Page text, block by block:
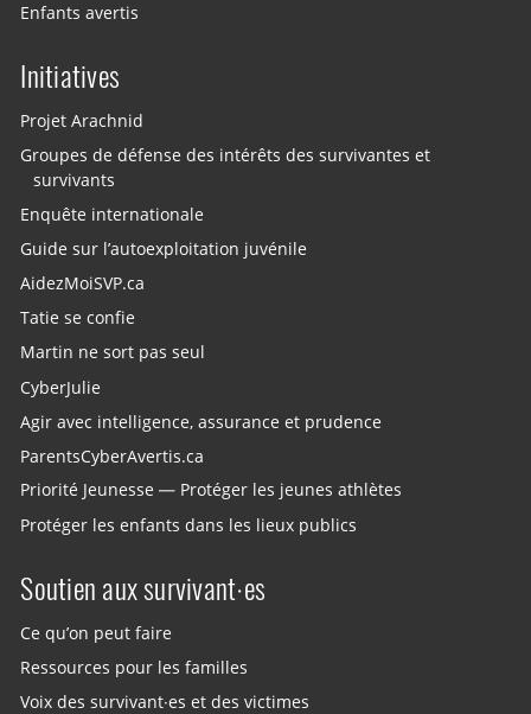
Enfants avertis
Initiatives
Projet Arachnid
Groupes de défense des intérêts des survivantes et
survivants
Enquête internationale
Guide sur l’autoexploitation juvénile
AidezMoiSVP.ca
Tatie se confie
Martin ne sort pas seul
CyberJulie
Agir avec intelligence, assurance et prudence
ParentsCyberAvertis.ca
Priorité Jeunesse — Protéger les jeunes athlètes
Protéger les enfants dans les lieux publics
Soutien aux survivant·es
Ce qu’on peut faire
Ressources pour les familles
Voix des survivant·es et des victimes